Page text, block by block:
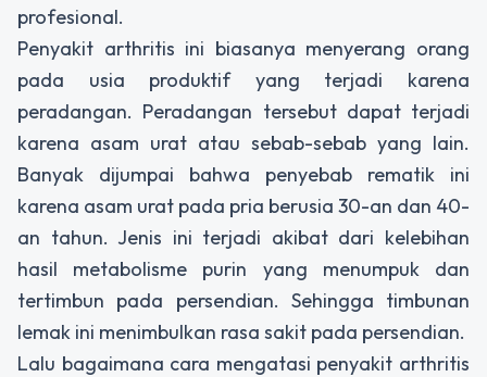
profesional.
Penyakit arthritis ini biasanya menyerang orang
pada usia produktif yang terjadi karena
peradangan. Peradangan tersebut dapat terjadi
karena asam urat atau sebab-sebab yang lain.
Banyak dijumpai bahwa penyebab rematik ini
karena asam urat pada pria berusia 30-an dan 40-
an tahun. Jenis ini terjadi akibat dari kelebihan
hasil metabolisme purin yang menumpuk dan
tertimbun pada persendian. Sehingga timbunan
lemak ini menimbulkan rasa sakit pada persendian.
Lalu bagaimana cara mengatasi penyakit arthritis